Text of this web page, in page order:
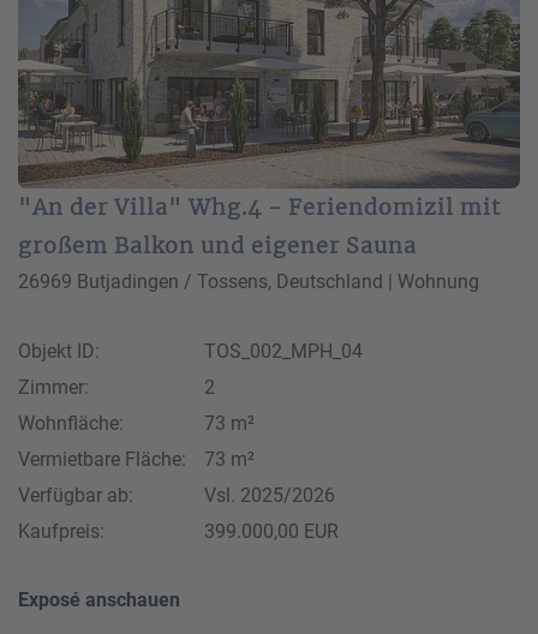
"An der Villa" Whg.4 - Feriendomizil mit
großem Balkon und eigener Sauna
26969 Butjadingen / Tossens, Deutschland | Wohnung
Objekt ID:
TOS_002_MPH_04
Zimmer:
2
Wohnfläche:
73 m²
Vermietbare Fläche:
73 m²
Verfügbar ab:
Vsl. 2025/2026
Kaufpreis:
399.000,00 EUR
Exposé anschauen